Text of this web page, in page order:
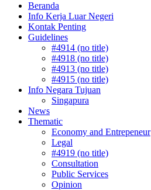
Beranda
Info Kerja Luar Negeri
Kontak Penting
Guidelines
#4914 (no title)
#4918 (no title)
#4913 (no title)
#4915 (no title)
Info Negara Tujuan
Singapura
News
Thematic
Economy and Entrepeneur
Legal
#4919 (no title)
Consultation
Public Services
Opinion